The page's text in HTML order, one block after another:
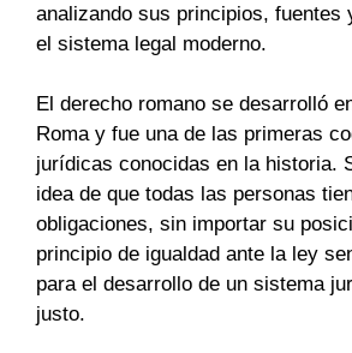
analizando sus principios, fuentes
el sistema legal moderno.
El derecho romano se desarrolló
Roma y fue una de las primeras
jurídicas conocidas en la historia.
idea de que todas las personas
obligaciones, sin importar su
principio de igualdad ante la ley
para el desarrollo de un sistema
justo.